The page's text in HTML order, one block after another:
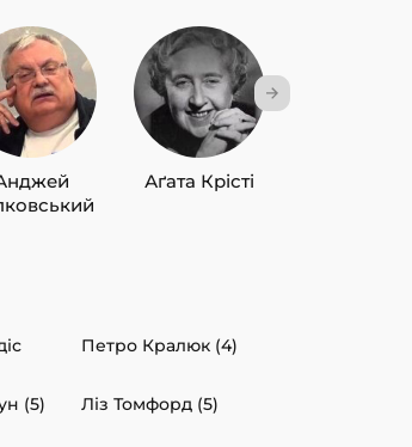
Аґата Крісті
Петро Кралюк (4)
(5) Ліз Томфорд (5)